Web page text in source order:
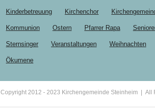
Kinderbetreuung Kirchenchor
Kommunion Ostern Pfarrer Rapa
Sternsinger Veranstaltungen Weihnachten
Ökumene
Copyright 2012 - 2023 Kirchengemeinde Steinheim |